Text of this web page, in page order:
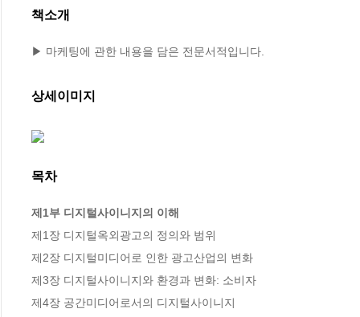
책소개
▶ 마케팅에 관한 내용을 담은 전문서적입니다.
상세이미지
목차
제1부 디지털사이니지의 이해
제1장 디지털옥외광고의 정의와 범위
제2장 디지털미디어로 인한 광고산업의 변화
제3장 디지털사이니지와 환경과 변화: 소비자
제4장 공간미디어로서의 디지털사이니지